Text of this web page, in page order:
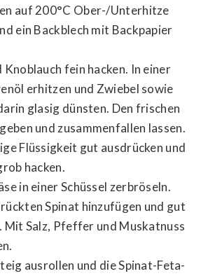
auf 200°C Ober-/Unterhitze
ein Backblech mit Backpapier
Knoblauch fein hacken. In einer
erhitzen und Zwiebel sowie
glasig dünsten. Den frischen
und zusammenfallen lassen.
Flüssigkeit gut ausdrücken und
hacken.
in einer Schüssel zerbröseln.
Spinat hinzufügen und gut
Mit Salz, Pfeffer und Muskatnuss
ausrollen und die Spinat-Feta-